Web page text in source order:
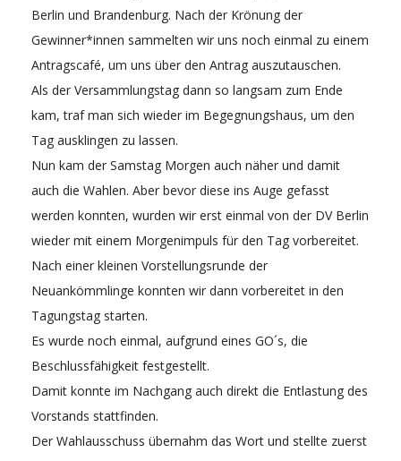
Berlin und Brandenburg. Nach der Krönung der
Gewinner*innen sammelten wir uns noch einmal zu einem
Antragscafé, um uns über den Antrag auszutauschen.
Als der Versammlungstag dann so langsam zum Ende
kam, traf man sich wieder im Begegnungshaus, um den
Tag ausklingen zu lassen.
Nun kam der Samstag Morgen auch näher und damit
auch die Wahlen. Aber bevor diese ins Auge gefasst
werden konnten, wurden wir erst einmal von der DV Berlin
wieder mit einem Morgenimpuls für den Tag vorbereitet.
Nach einer kleinen Vorstellungsrunde der
Neuankömmlinge konnten wir dann vorbereitet in den
Tagungstag starten.
Es wurde noch einmal, aufgrund eines GO´s, die
Beschlussfähigkeit festgestellt.
Damit konnte im Nachgang auch direkt die Entlastung des
Vorstands stattfinden.
Der Wahlausschuss übernahm das Wort und stellte zuerst